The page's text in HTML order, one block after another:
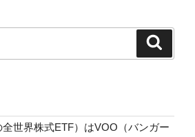
世界株式ETF）はVOO（バンガー